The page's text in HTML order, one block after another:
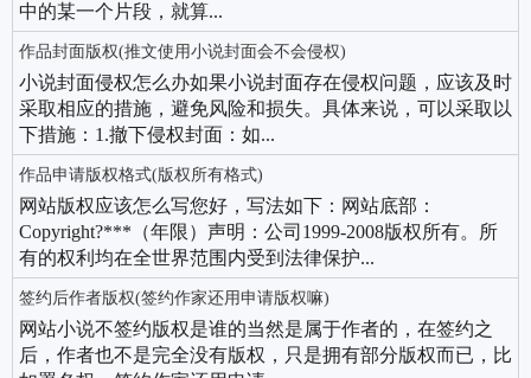
中的某一个片段，就算...
作品封面版权(推文使用小说封面会不会侵权)
小说封面侵权怎么办如果小说封面存在侵权问题，应该及时
采取相应的措施，避免风险和损失。具体来说，可以采取以
下措施：1.撤下侵权封面：如...
作品申请版权格式(版权所有格式)
网站版权应该怎么写您好，写法如下：网站底部：
Copyright?***（年限）声明：公司1999-2008版权所有。所
有的权利均在全世界范围内受到法律保护...
签约后作者版权(签约作家还用申请版权嘛)
网站小说不签约版权是谁的当然是属于作者的，在签约之
后，作者也不是完全没有版权，只是拥有部分版权而已，比